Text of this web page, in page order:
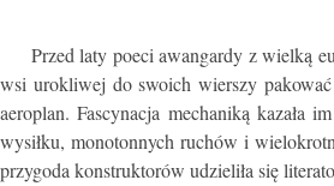
Przed laty poeci awangardy z wielką
wsi urokliwej do swoich wierszy
aeroplan. Fascynacja mechaniką kazała
wysiłku, monotonnych ruchów i
przygoda konstruktorów udzieliła się